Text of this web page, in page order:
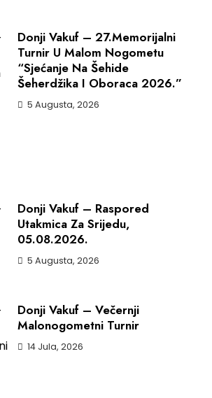
Donji Vakuf – 27.Memorijalni
Turnir U Malom Nogometu
“Sjećanje Na Šehide
Šeherdžika I Oboraca 2026.”
5 Augusta, 2026
Donji Vakuf – Raspored
Utakmica Za Srijedu,
05.08.2026.
5 Augusta, 2026
Donji Vakuf – Večernji
Malonogometni Turnir
14 Jula, 2026